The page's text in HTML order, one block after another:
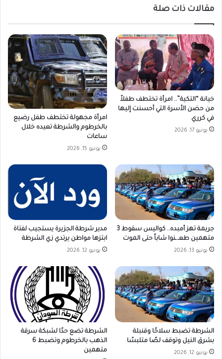
مقالات ذات صلة
خيانة “التكية”.. امرأة تختطف طفلاً
من حضن الأسرة التي أحسنت إليها
في كرري
يونيو 17, 2026
امرأة مجهولة تختطف طفل رضيع
بالخرطوم والشرطة تعيده خلال
ساعات
يونيو 15, 2026
جريمة تهز أمبده.. كواليس سقوط 3
متهمين طعـ.ـنوا شاباً حتى الموت
يونيو 13, 2026
مدير شرطة الجزيرة يستجيب لفتاة
ابتزها مواطن يرتدي زي الشرطة
يونيو 12, 2026
الشرطة تضبط سلاحًا وقنبلة
بشرق النيل وتوقف لصًا متلبسًا
يونيو 12, 2026
الشرطة تضع حدًا لشبكة سرقة
الذهب بالخرطوم وتضبط 6
متهمين